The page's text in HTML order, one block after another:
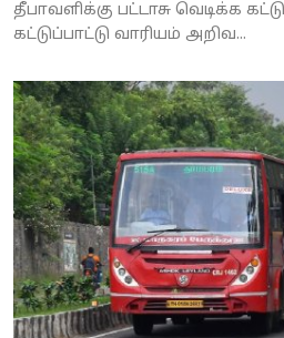
Weather
Politics
தீபாவளிக்கு பட்டாசு வெடிக்க
கட்டுப்பாட்டு வாரியம் அறிவ...